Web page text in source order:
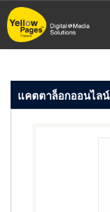
ข้าม
ไป
หลัก
แคตตาล็อกออนไล